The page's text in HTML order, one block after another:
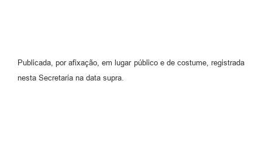
Publicada, por afixação, em lugar público e de costume, registrada
nesta Secretaria na data supra.